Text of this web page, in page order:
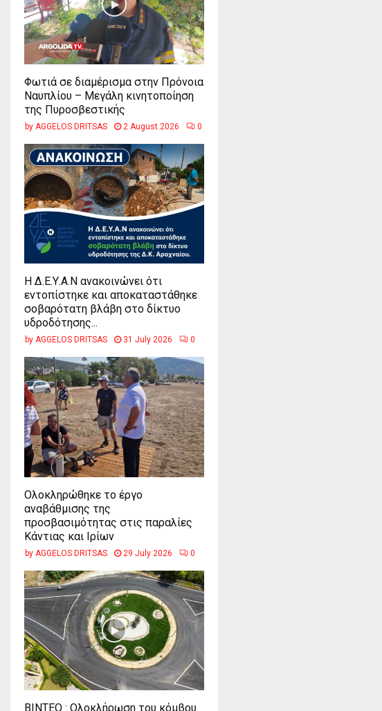
Φωτιά σε διαμέρισμα στην Πρόνοια
Ναυπλίου – Μεγάλη κινητοποίηση
της Πυροσβεστικής
by AGGELOS DRITSAS 2 August 2026 0
Η Δ.Ε.Υ.Α.Ν ανακοινώνει ότι
εντοπίστηκε και αποκαταστάθηκε
σοβαρότατη βλάβη στο δίκτυο
υδροδότησης...
by AGGELOS DRITSAS 31 July 2026 0
Ολοκληρώθηκε το έργο
αναβάθμισης της
προσβασιμότητας στις παραλίες
Κάντιας και Ιρίων
by AGGELOS DRITSAS 29 July 2026 0
ΒΙΝΤΕΟ : Ολοκλήρωση του κόμβου